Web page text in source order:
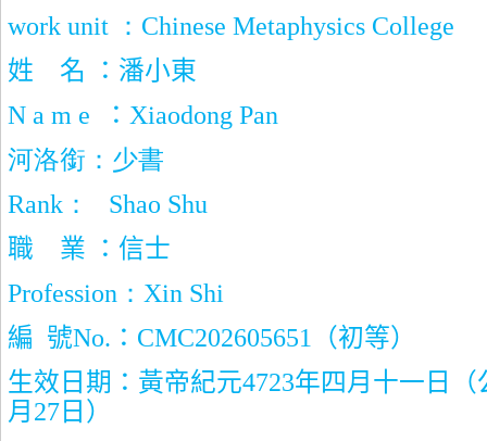
work unit
： Chinese Metaphysics College
姓
名 ：潘小東
N a m e
： Xiaodong Pan
河洛銜：少書
Rank ：
Shao Shu
職
業 ：信士
Profession ： Xin Shi
編 號No. ： CMC202605651
（初等）
生效日期：黃帝紀元4723年四月十一日（
月 27 日）